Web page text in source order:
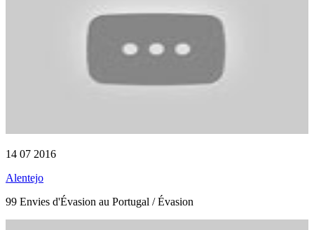
14 07 2016
Alentejo
99 Envies d'Évasion au Portugal / Évasion